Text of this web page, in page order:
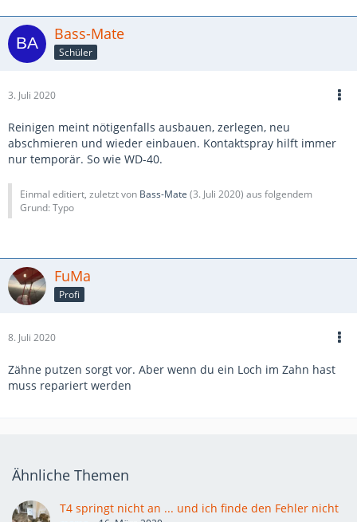
Bass-Mate
Schüler
3. Juli 2020
Reinigen meint nötigenfalls ausbauen, zerlegen, neu
abschmieren und wieder einbauen. Kontaktspray hilft immer
nur temporär. So wie WD-40.
Einmal editiert, zuletzt von Bass-Mate (3. Juli 2020) aus folgendem
Grund: Typo
FuMa
Profi
8. Juli 2020
Zähne putzen sorgt vor. Aber wenn du ein Loch im Zahn hast
muss repariert werden
Ähnliche Themen
T4 springt nicht an ... und ich finde den Fehler nicht